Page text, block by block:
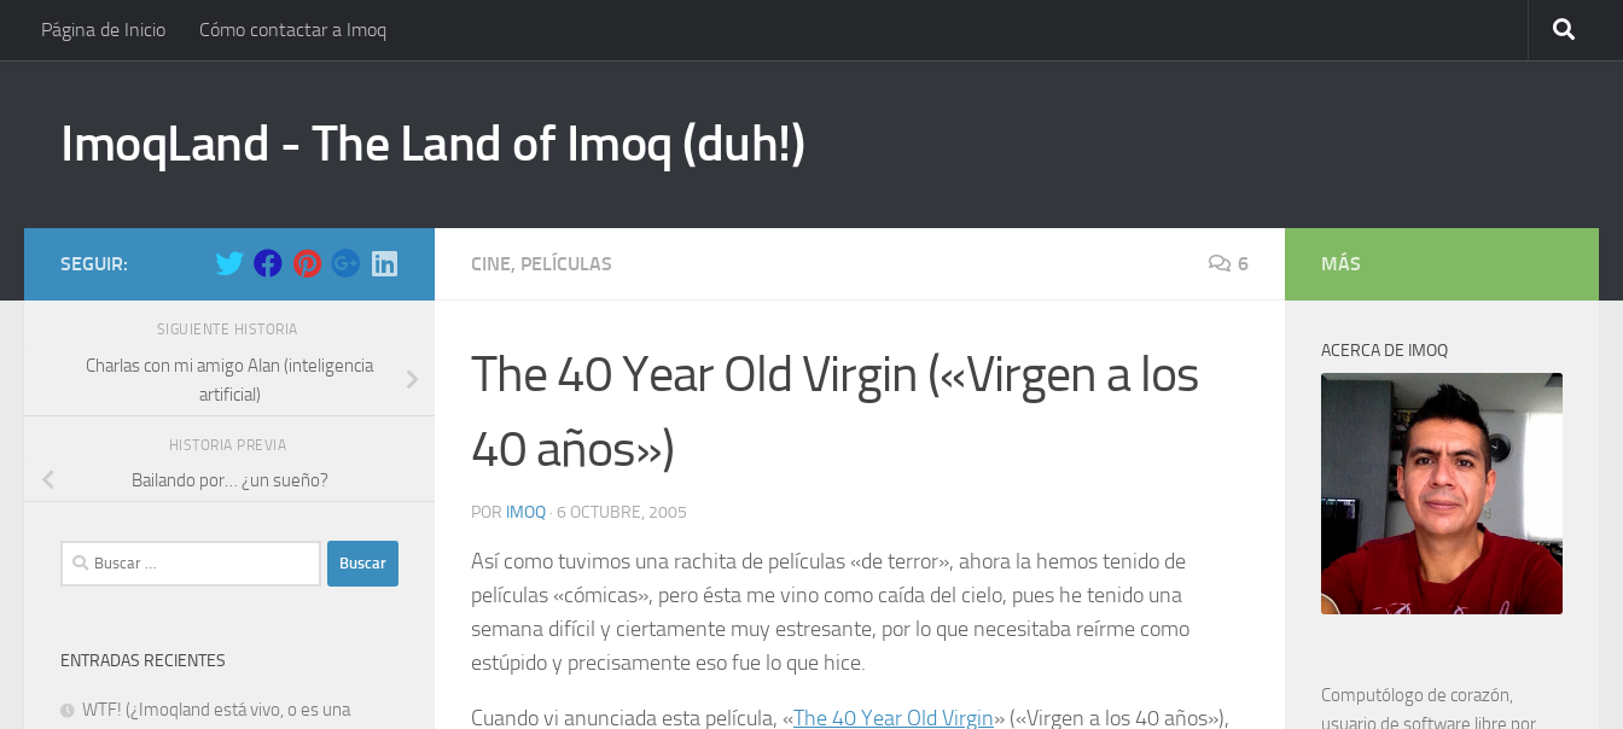
Saltar al contenido
Página de Inicio Cómo contactar a Imoq
ImoqLand - The Land of Imoq (duh!)
CINE, PELÍCULAS 6
The 40 Year Old Virgin («Virgen a los
40 años»)
POR IMOQ · 6 OCTUBRE, 2005
Así como tuvimos una rachita de películas «de terror», ahora la hemos tenido de
películas «cómicas», pero ésta me vino como caída del cielo, pues he tenido una
semana difícil y ciertamente muy estresante, por lo que necesitaba reírme como
estúpido y precisamente eso fue lo que hice.
Cuando vi anunciada esta película, «The 40 Year Old Virgin» («Virgen a los 40 años»),
SEGUIR:
SIGUIENTE HISTORIA
Charlas con mi amigo Alan (inteligencia
artificial)
HISTORIA PREVIA
Bailando por… ¿un sueño?
Buscar:
ENTRADAS RECIENTES
WTF! (¿Imoqland está vivo, o es una
MÁS
ACERCA DE IMOQ
Computólogo de corazón,
usuario de software libre por